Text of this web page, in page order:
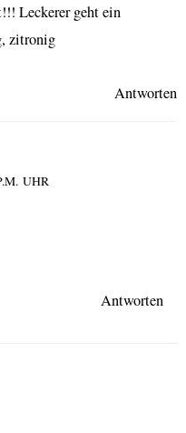
Leckerer geht ein
zitronig
Antworten
UHR
Antworten